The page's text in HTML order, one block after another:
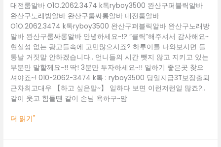
대전룸알바 O1O.2062.3474 k톡ryboy3500 완산구퍼블릭알바
완산구노래방알바 완산구룸싸롱알바 대전룸알바
O1O.2062.3474 k톡ryboy3500 완산구퍼블릭알바 완산구노래방
알바 완산구룸싸롱알바 안녕하세요~!? “클릭”해주셔서 감사해요~
현실성 없는 광고들속에 고민많으시죠? 하루이틀 나와보시면 들
통날 거짓말 안하겠습니다.. 언니들의 시간 뺏지 않고 지키고 있는
부분만 말할께요~!! 딱! 3분만 투자하세요~!! 일하기 좋은곳 찾으
셔야죠~! 010-2062-3474 k톡 : ryboy3500 당일지급3T보장출퇴
근차최고대우 【하고 싶은말~】 일하다 보면 이런저런일 많죠?..
같이 웃고 힘들땐 같이 손님 욕하구~맘
완
산
구
룸
싸
롱
알
바
더 읽기"